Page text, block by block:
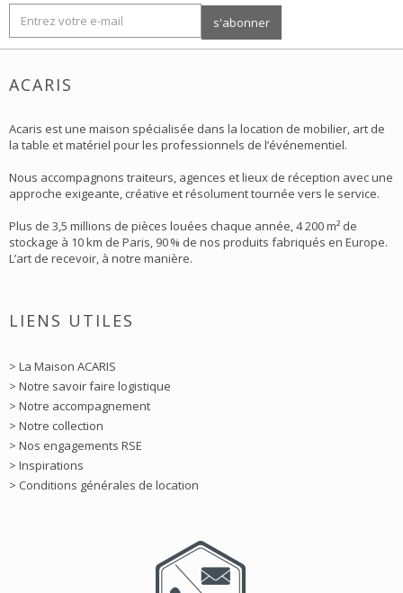
ACARIS
Acaris est une maison spécialisée dans la location de mobilier, art de
la table et matériel pour les professionnels de l’événementiel.
Nous accompagnons traiteurs, agences et lieux de réception avec une
approche exigeante, créative et résolument tournée vers le service.
Plus de 3,5 millions de pièces louées chaque année, 4 200 m² de
stockage à 10 km de Paris, 90 % de nos produits fabriqués en Europe.
L’art de recevoir, à notre manière.
LIENS UTILES
> La Maison ACARIS
> Notre savoir faire logistique
> Notre accompagnement
> Notre collection
> Nos engagements RSE
> Inspirations
> Conditions générales de location